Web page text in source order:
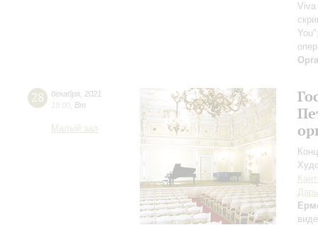
Viva
28 декабря 2021
19:00 Вт
Малый зал